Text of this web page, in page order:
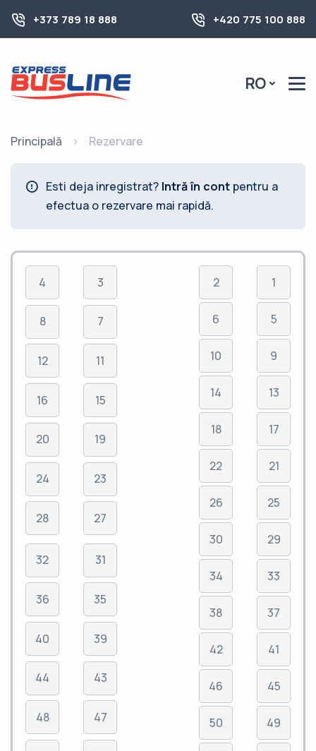
+373 789 18 888 +420 775 100 888
RO
Principală Rezervare
Esti deja inregistrat? Intră în cont pentru a
efectua o rezervare mai rapidă.
4
8
12
16
20
24
28
32
36
40
44
48
3
7
11
15
19
23
27
31
35
39
43
47
2
6
10
14
18
22
26
30
34
38
42
46
50
1
5
9
13
17
21
25
29
33
37
41
45
49